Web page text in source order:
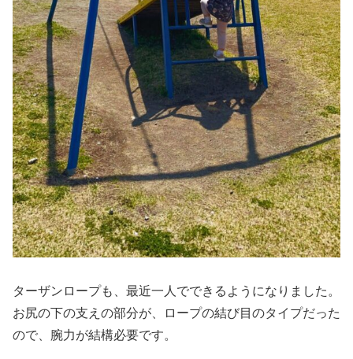
ターザンロープも、最近一人でできるようになりました。
お尻の下の支えの部分が、ロープの結び目のタイプだった
ので、腕力が結構必要です。